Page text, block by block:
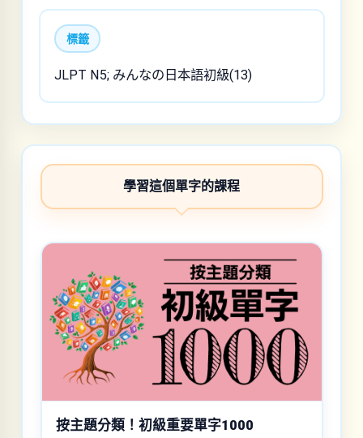
標籤
JLPT N5; みんなの日本語初級(13)
學習這個單字的課程
按主題分類！初級重要單字1000